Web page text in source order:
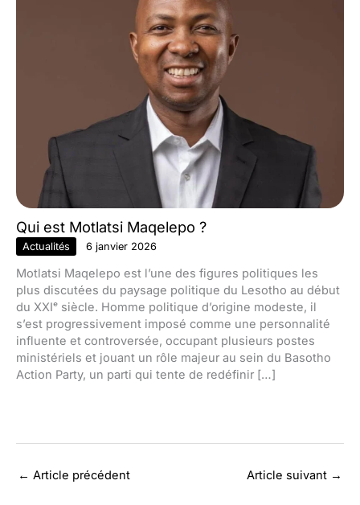
Qui est Motlatsi Maqelepo ?
Actualités 6 janvier 2026
Motlatsi Maqelepo est l’une des figures politiques les
plus discutées du paysage politique du Lesotho au début
du XXIᵉ siècle. Homme politique d’origine modeste, il
s’est progressivement imposé comme une personnalité
influente et controversée, occupant plusieurs postes
ministériels et jouant un rôle majeur au sein du Basotho
Action Party, un parti qui tente de redéfinir […]
← Article précédent Article suivant →